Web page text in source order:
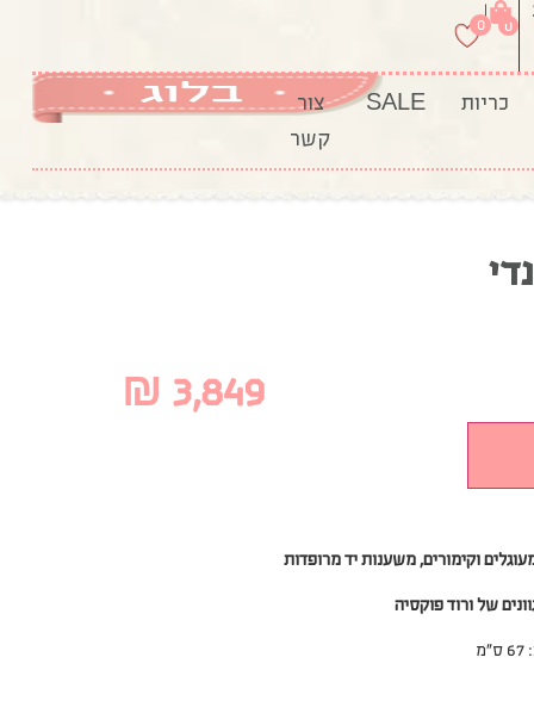
0
|
0
כריות SALE
צור
קשר
₪ 3,849
וקימורים, משענות יד מרופדות
של ורוד פוקסיה